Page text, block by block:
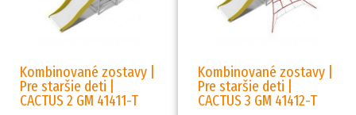
Kombinované zostavy |
Pre staršie deti |
CACTUS 2 GM 41411-T
Kombinované zostavy |
Pre staršie deti |
CACTUS 3 GM 41412-T